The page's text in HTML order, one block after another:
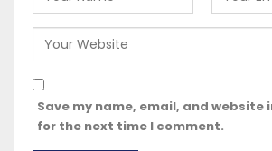
Save my name, email, and website
for the next time I comment.